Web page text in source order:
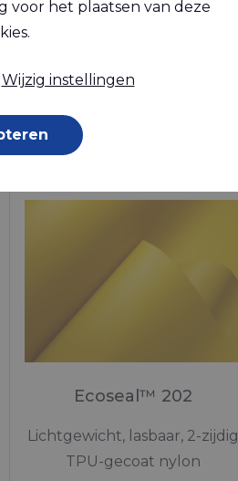
TPU (Ether) Film, 325 g/m²
Op voorraad
Ecoseal™ 202
Lichtgewicht, lasbaar, 2-zijdig
TPU-gecoat nylon
voor het plaatsen van deze
Wijzig instellingen